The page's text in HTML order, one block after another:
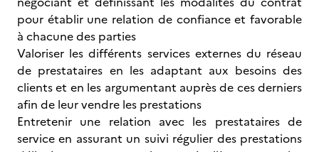
pour établir une relation de confiance et favorable
à chacune des parties
Valoriser les différents services externes du réseau
de prestataires en les adaptant aux besoins des
clients et en les argumentant auprès de ces derniers
afin de leur vendre les prestations
Entretenir une relation avec les prestataires de
service en assurant un suivi régulier des prestations